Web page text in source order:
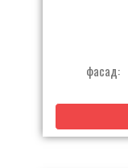
фасад: